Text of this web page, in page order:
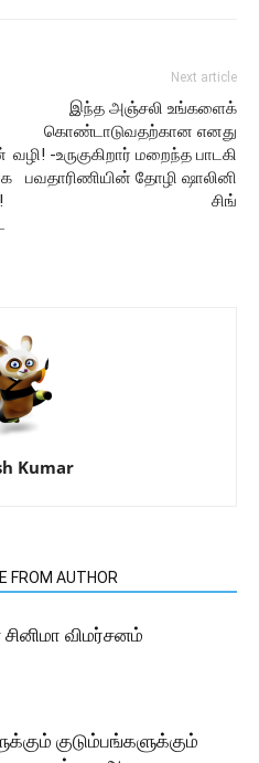
Next article
இந்த அஞ்சலி உங்களைக்
கொண்டாடுவதற்கான எனது
வழி! -உருகுகிறார் மறைந்த பாடகி
பவதாரிணியின் தோழி ஷாலினி
சிங்
Kumar
FROM AUTHOR
விமர்சனம்
குடும்பங்களுக்கும்